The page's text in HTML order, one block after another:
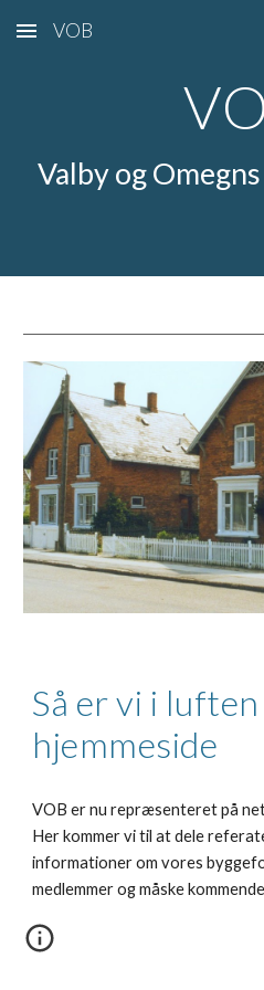
Skip to main content
VOB
Valby og
Så er vi i
hjemmeside
VOB er nu repræsenteret på
Her kommer vi til at dele
informationer om vores
medlemmer og måske